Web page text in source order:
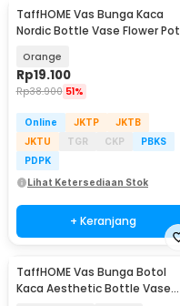
TaffHOME Vas Bunga Kaca
Nordic Bottle Vase Flower Pot
Orange
Rp19.100
Rp38.900 51%
Online JKTP
JKTB
JKTU
TGR CKP
PBKS
PDPK
Lihat Ketersediaan Stok
+ Keranjang
TaffHOME Vas Bunga Botol
Kaca Aesthetic Bottle Vase